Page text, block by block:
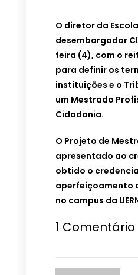
O diretor da
desembargador
feira (4), com o
para definir os
instituições e o
um Mestrado
Cidadania.
O Projeto de
apresentado ao
obtido o
aperfeiçoamento
no campus da
1 Comentário